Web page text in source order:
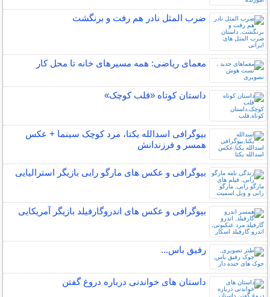
ضرب المثل نادر هم رفت و برنگشت
معمای ریاضی: همه مسیرهای خانه تا محل کار
داستان کوتاه «قلب کوچک»
بیوگرافی اسدالله یکتا، مرد کوچک سینما + عکس
همسر و فرزندانش
بیوگرافی و عکس های مارگو رابی بازیگر استرالیایی
بیوگرافی و عکس های اندروگارفیلد بازیگر آمریکایی
رفیق باس...
داستان های خواندنی درباره دروغ گفتن